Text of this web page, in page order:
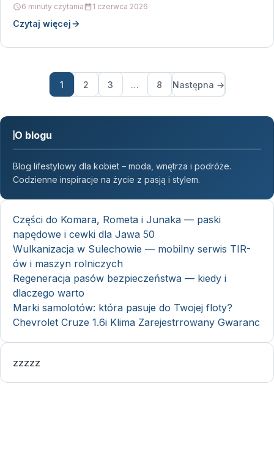
6 minuty czytania 1 czerwca 2026
Czytaj więcej
1 2 3 … 8 Następna →
O blogu
Blog lifestylowy dla kobiet – moda, wnętrza i podróże.
Codzienne inspiracje na życie z pasją i stylem.
Części do Komara, Rometa i Junaka — paski
napędowe i cewki dla Jawa 50
Wulkanizacja w Sulechowie — mobilny serwis TIR-
ów i maszyn rolniczych
Regeneracja pasów bezpieczeństwa — kiedy i
dlaczego warto
Marki samolotów: która pasuje do Twojej floty?
Chevrolet Cruze 1.6i Klima Zarejestrrowany Gwaranc
zzzzz